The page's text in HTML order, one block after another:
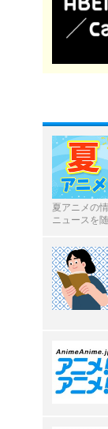
夏アニメの
ニュースを